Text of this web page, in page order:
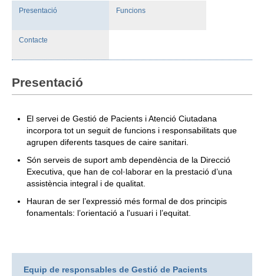
Informació corporativa
Com arribar i contacte
Col·labora
Treballa amb nosaltres
Presentació Funcions
Contacte
Presentació
El servei de Gestió de Pacients i Atenció Ciutadana
incorpora tot un seguit de funcions i responsabilitats que
agrupen diferents tasques de caire sanitari.
Són serveis de suport amb dependència de la Direcció
Executiva, que han de col·laborar en la prestació d’una
assistència integral i de qualitat.
Hauran de ser l’expressió més formal de dos principis
fonamentals: l’orientació a l'usuari i l’equitat.
Equip de responsables de Gestió de Pacients